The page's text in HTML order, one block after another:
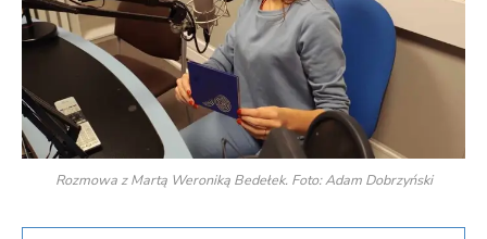
Rozmowa z Martą Weroniką Bedełek. Foto: Adam Dobrzyński